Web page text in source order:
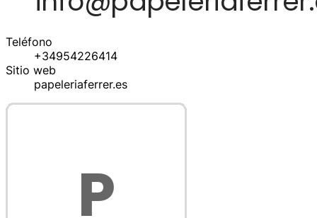
Teléfono
+34954226414
Sitio web
papeleriaferrer.es